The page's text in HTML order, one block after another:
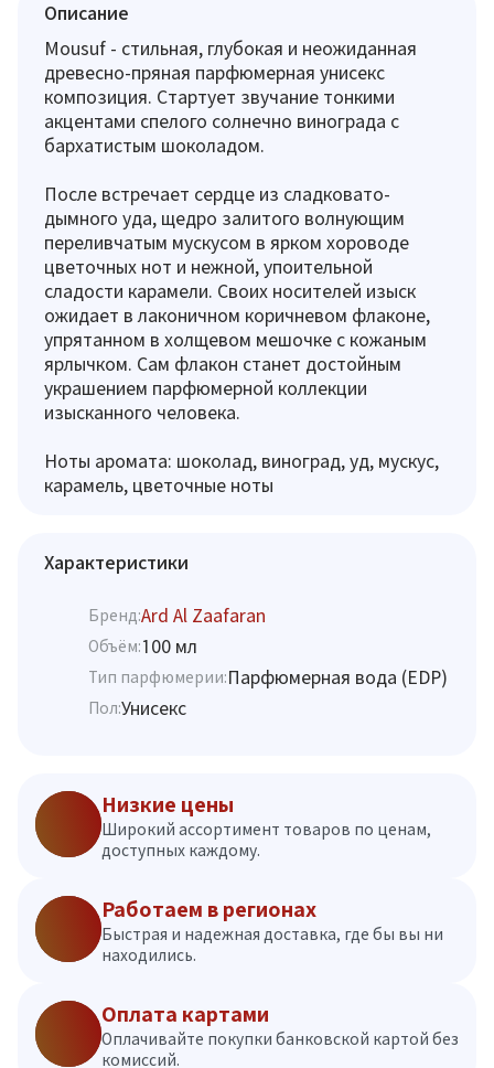
Описание
Mousuf - стильная, глубокая и неожиданная
древесно-пряная парфюмерная унисекс
композиция. Стартует звучание тонкими
акцентами спелого солнечно винограда с
бархатистым шоколадом.
После встречает сердце из сладковато-
дымного уда, щедро залитого волнующим
переливчатым мускусом в ярком хороводе
цветочных нот и нежной, упоительной
сладости карамели. Своих носителей изыск
ожидает в лаконичном коричневом флаконе,
упрятанном в холщевом мешочке с кожаным
ярлычком. Сам флакон станет достойным
украшением парфюмерной коллекции
изысканного человека.
Ноты аромата: шоколад, виноград, уд, мускус,
карамель, цветочные ноты
Характеристики
Бренд:Ard Al Zaafaran
Объём:100 мл
Тип парфюмерии:Парфюмерная вода (EDP)
Пол:Унисекс
Низкие цены
Широкий ассортимент товаров по ценам,
доступных каждому.
Работаем в регионах
Быстрая и надежная доставка, где бы вы ни
находились.
Оплата картами
Оплачивайте покупки банковской картой без
комиссий.